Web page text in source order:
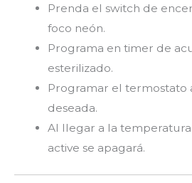
Prenda el switch de
foco neón.
Programa en timer de
esterilizado.
Programar el termostato
deseada.
Al llegar a la
active se apagará.